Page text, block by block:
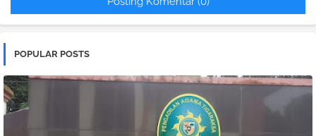
POPULAR POSTS